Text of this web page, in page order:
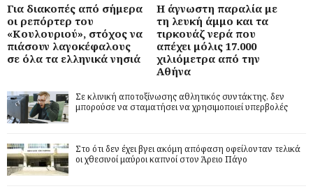
Για διακοπές από σήμερα
οι ρεπόρτερ του
«Κουλουριού», στόχος να
πιάσουν λαγοκέφαλους
σε όλα τα ελληνικά νησιά
Η άγνωστη παραλία με
τη λευκή άμμο και τα
τιρκουάζ νερά που
απέχει μόλις 17.000
χιλιόμετρα από την
Αθήνα
Σε κλινική αποτοξίνωσης αθλητικός συντάκτης, δεν
μπορούσε να σταματήσει να χρησιμοποιεί υπερβολές
Στο ότι δεν έχει βγει ακόμη απόφαση οφείλονταν τελικά
οι χθεσινοί μαύροι καπνοί στον Άρειο Πάγο